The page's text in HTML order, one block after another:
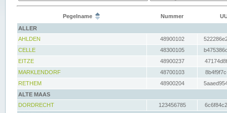
Pegelname Nummer
ALLER
AHLDEN
48900102
CELLE
48300105
EITZE
48900237
MARKLENDORF
48700103
RETHEM
48900204
ALTE MAAS
DORDRECHT
123456785